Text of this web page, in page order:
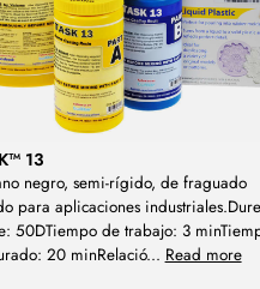
13
negro, semi-rígido, de fraguado
para aplicaciones
50DTiempo de trabajo: 3
20 minRelació... Read more